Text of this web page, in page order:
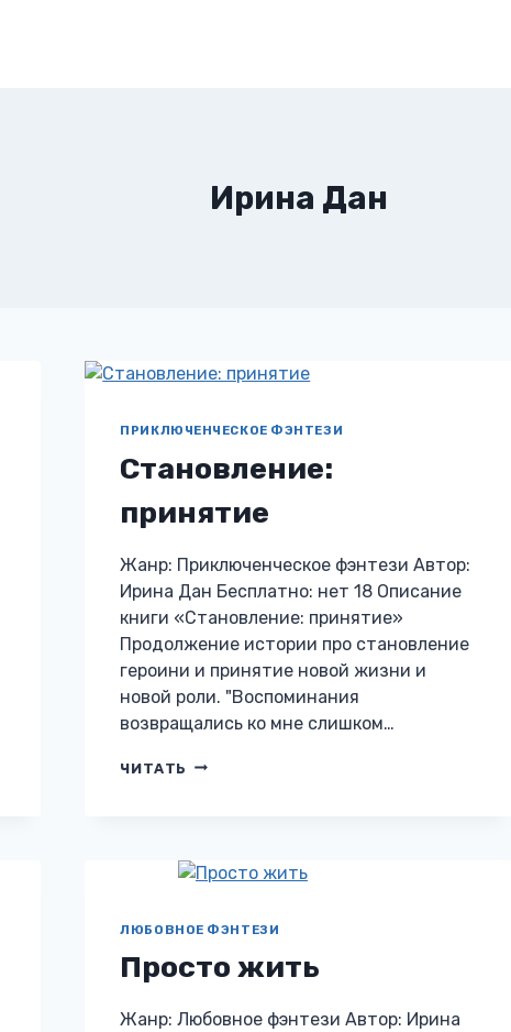
Ирина Дан
ПРИКЛЮЧЕНЧЕСКОЕ ФЭНТЕЗИ
Становление:
принятие
Жанр: Приключенческое фэнтези Автор:
Ирина Дан Бесплатно: нет 18 Описание
книги «Становление: принятие»
Продолжение истории про становление
героини и принятие новой жизни и
новой роли. "Воспоминания
возвращались ко мне слишком…
ЧИТАТЬ СТАНОВЛЕНИЕ:
ЛЮБОВНОЕ ФЭНТЕЗИ
Просто жить
Жанр: Любовное фэнтези Автор: Ирина